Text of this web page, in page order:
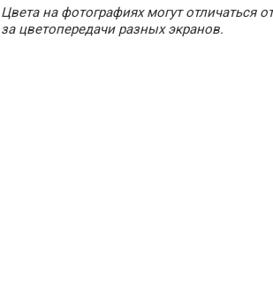
Цвета на фотографиях могут отличаться
за цветопередачи разных экранов.